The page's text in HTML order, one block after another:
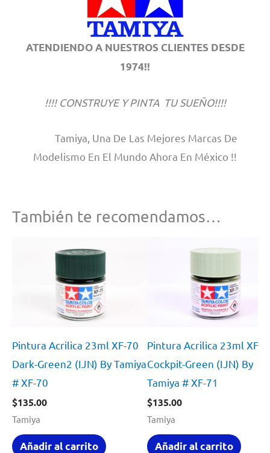
ATENDIENDO A NUESTROS CLIENTES DESDE
1974!!
!!!! CONSTRUYE Y PINTA TU SUEÑO!!!!
Tamiya, Una De Las Mejores Marcas De
Modelismo En El Mundo Ahora En México !!
También te recomendamos…
Pintura Acrilica 23ml XF-70
Dark-Green2 (IJN) By Tamiya
# XF-70
$135.00
Tamiya
Añadir al carrito
Pintura Acrilica 23ml
Cockpit-Green (IJN) By
Tamiya # XF-71
$135.00
Tamiya
Añadir al carrito